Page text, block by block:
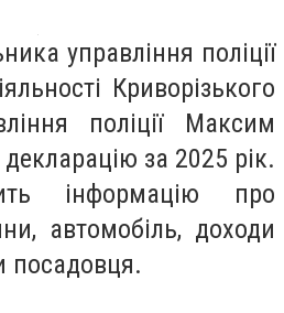
управління поліції
Криворізького
поліції Максим
за 2025 рік.
інформацію про
автомобіль, доходи
посадовця.